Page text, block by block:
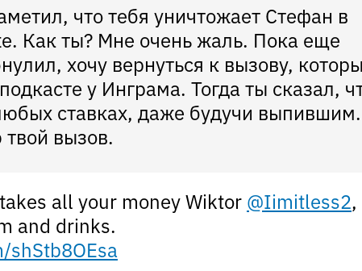
что тебя уничтожает Стефан в
Как ты? Мне очень жаль. Пока еще
хочу вернуться к вызову,
у Инграма. Тогда ты сказал,
ставках, даже будучи выпившим.
вызов.
all your money Wiktor@Iimitless2,
and drinks.